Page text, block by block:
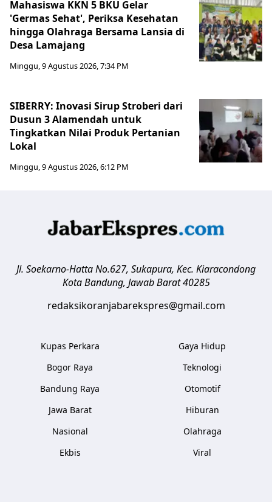
Mahasiswa KKN 5 BKU Gelar
'Germas Sehat', Periksa Kesehatan
hingga Olahraga Bersama Lansia di
Desa Lamajang
Minggu, 9 Agustus 2026, 7:34 PM
SIBERRY: Inovasi Sirup Stroberi dari
Dusun 3 Alamendah untuk
Tingkatkan Nilai Produk Pertanian
Lokal
Minggu, 9 Agustus 2026, 6:12 PM
Jl. Soekarno-Hatta No.627, Sukapura, Kec. Kiaracondong
Kota Bandung, Jawab Barat 40285
redaksikoranjabarekspres@gmail.com
Kupas Perkara
Bogor Raya
Bandung Raya
Jawa Barat
Nasional
Ekbis
Gaya Hidup
Teknologi
Otomotif
Hiburan
Olahraga
Viral